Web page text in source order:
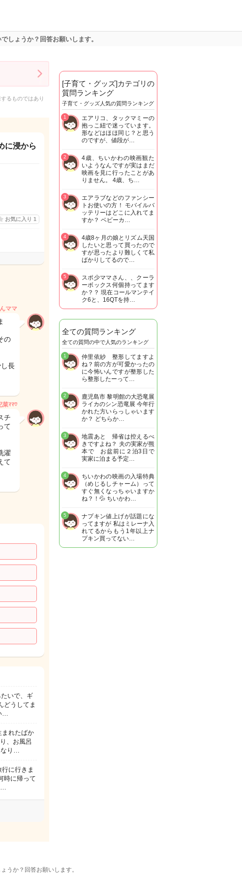
しょうか？回答お願いします。
るものではあり
に浸から
お気に入り 1
ママ
の
長
菜ﾏﾏ♡
チ
て
濯
て
いで、ギ
どうしてま
…
まれたばか
、お風呂
なり…
に行きま
時に帰って
…
[子育て・グッズ]カテゴリの
質問ランキング
子育て・グッズ人気の質問ランキング
エアリコ、タックマミーの
抱っこ紐で迷っています。
形などはほほ同じ？と思う
のですが、値段が…
1
4歳、ちいかわの映画観た
いようなんですが実はまだ
映画を見に行ったことがあ
りません。 4歳、ち…
2
エアラブなどのファンシー
トお使いの方！ モバイルバ
ッテリーはどこに入れてま
すか？ ベビーカ…
3
4歳8ヶ月の娘とリズム天国
したいと思って買ったので
すが思ったより難しくて私
ばかりしてるので…
4
スポ少ママさん、、クーラ
ーボックス何個持ってます
か？？ 現在コールマンテイ
ク6と、16QTを持…
5
全ての質問ランキング
全ての質問の中で人気のランキング
仲里依紗 整形してますよ
ね？前の方が可愛かったの
に今怖いんですが整形した
ら整形したーって…
1
鹿児島市 黎明館の大恐竜展
ライカのシン恐竜展 今年行
かれた方いらっしゃいます
か？ どちらか…
2
地震あと 帰省は控えるべ
きですよね？ 夫の実家が熊
本で お盆前に２泊3日で
実家に泊まる予定…
3
ちいかわの映画の入場特典
（めじるしチャーム）って
すぐ無くなっちゃいますか
ね？！💦 ちいかわ…
4
ナプキン値上げが話題にな
ってますが 私はミレーナ入
れてるからもう1年以上ナ
プキン買ってない…
5
うか？回答お願いします。